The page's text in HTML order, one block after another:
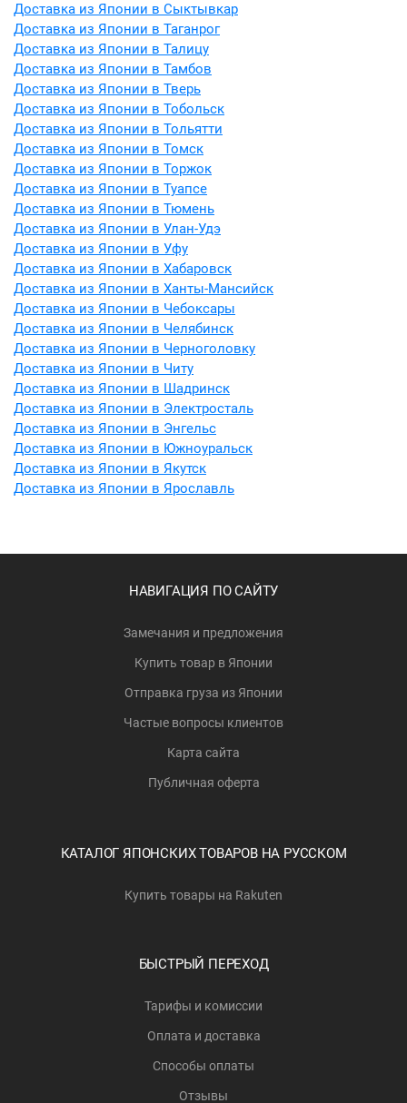
Доставка из Японии в Сыктывкар
Доставка из Японии в Таганрог
Доставка из Японии в Талицу
Доставка из Японии в Тамбов
Доставка из Японии в Тверь
Доставка из Японии в Тобольск
Доставка из Японии в Тольятти
Доставка из Японии в Томск
Доставка из Японии в Торжок
Доставка из Японии в Туапсе
Доставка из Японии в Тюмень
Доставка из Японии в Улан-Удэ
Доставка из Японии в Уфу
Доставка из Японии в Хабаровск
Доставка из Японии в Ханты-Мансийск
Доставка из Японии в Чебоксары
Доставка из Японии в Челябинск
Доставка из Японии в Черноголовку
Доставка из Японии в Читу
Доставка из Японии в Шадринск
Доставка из Японии в Электросталь
Доставка из Японии в Энгельс
Доставка из Японии в Южноуральск
Доставка из Японии в Якутск
Доставка из Японии в Ярославль
НАВИГАЦИЯ ПО САЙТУ
Замечания и предложения
Купить товар в Японии
Отправка груза из Японии
Частые вопросы клиентов
Карта сайта
Публичная оферта
КАТАЛОГ ЯПОНСКИХ ТОВАРОВ НА РУССКОМ
Купить товары на Rakuten
БЫСТРЫЙ ПЕРЕХОД
Тарифы и комиссии
Оплата и доставка
Способы оплаты
Отзывы